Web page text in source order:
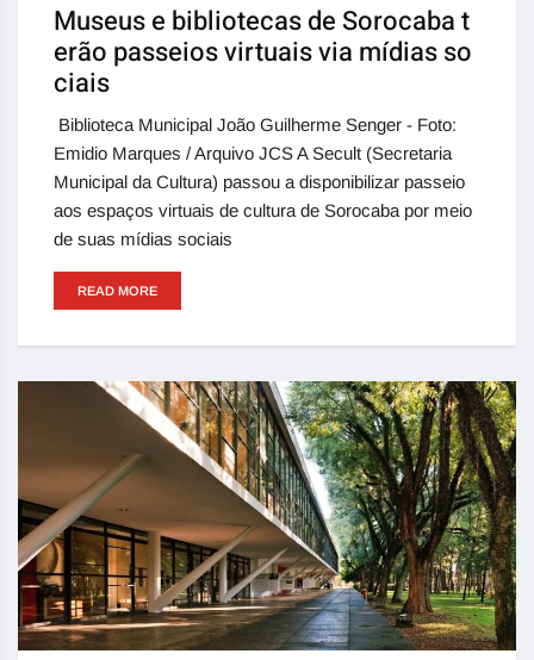
Museus e bibliotecas de Sorocaba t
erão passeios virtuais via mídias so
ciais
Biblioteca Municipal João Guilherme Senger - Foto:
Emidio Marques / Arquivo JCS A Secult (Secretaria
Municipal da Cultura) passou a disponibilizar passeio
aos espaços virtuais de cultura de Sorocaba por meio
de suas mídias sociais
READ MORE